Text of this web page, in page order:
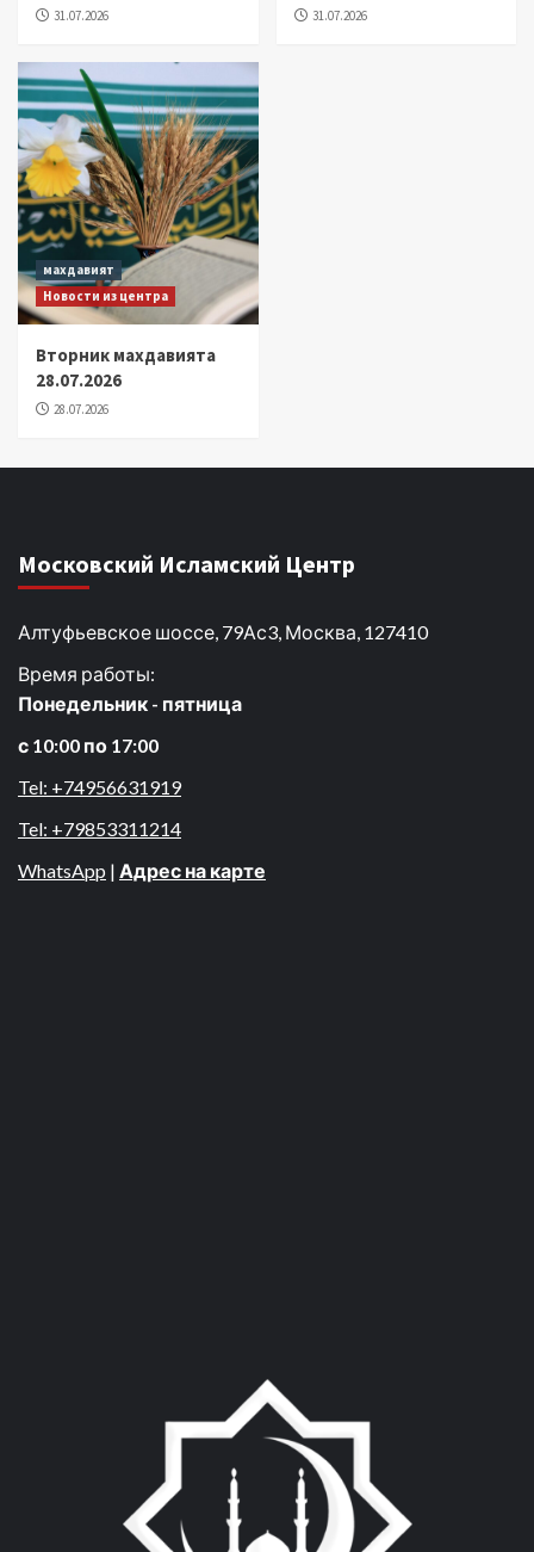
31.07.2026 31.07.2026
махдавият
Новости из центра
Вторник махдавията
28.07.2026
28.07.2026
Московский Исламский Центр
Алтуфьевское шоссе, 79Ас3, Москва, 127410
Время работы:
Понедельник - пятница
с 10:00 по 17:00
Tel: +74956631919
Tel: +79853311214
WhatsApp | Адрес на карте